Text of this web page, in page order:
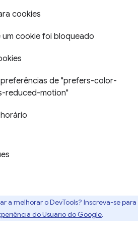
cookies
cookie foi bloqueado
de "prefers-color-
reduced-motion"
a melhorar o DevTools? Inscreva-se para
do Usuário do Google.